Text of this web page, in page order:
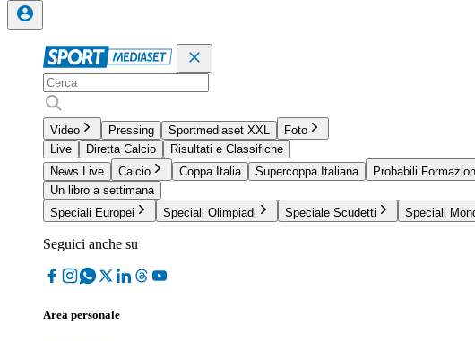
Video Pressing Sportmediaset XXL
Foto
Live
Diretta Calcio
Risultati e Classifiche
News Live
Calcio Coppa Italia Supercoppa Italiana Probabili
Un libro a settimana
Speciali Europei
Speciali Olimpiadi Speciale Scudetti Speciali
Seguici anche su
Area personale